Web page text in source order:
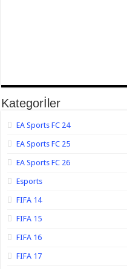
Kategorİler
EA Sports FC 24
EA Sports FC 25
EA Sports FC 26
Esports
FIFA 14
FIFA 15
FIFA 16
FIFA 17